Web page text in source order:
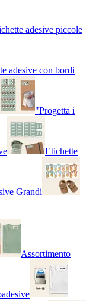
adesive piccole
adesive con bordi
"Progetta i
Etichette
Grandi
Assortimento